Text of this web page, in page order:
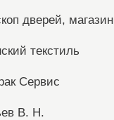
дверей, магазин
текстиль
Сервис
В. Н.